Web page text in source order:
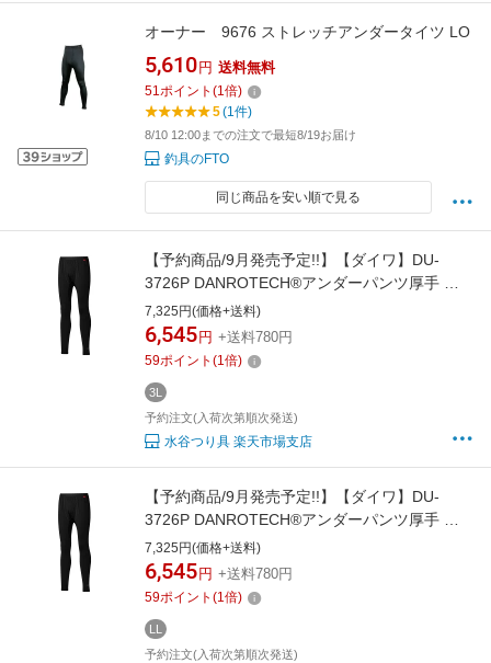
オーナー 9676 ストレッチアンダータイツ LO
5,610 円 送料無料
51ポイント (1倍)
5(1件)
8/10 12:00までの注文で最短8/19お届け
釣具のFTO
同じ商品を安い順で見る
【予約商品/9月発売予定!!】【ダイワ】DU-
3726P DANROTECH®アンダーパンツ厚手 ブ
ラック 2XL【4550133696008】
7,325円(価格+送料)
6,545 円 +送料780円
59ポイント (1倍)
3L
予約注文(入荷次第順次発送)
水谷つり具 楽天市場支店
【予約商品/9月発売予定!!】【ダイワ】DU-
3726P DANROTECH®アンダーパンツ厚手 ブ
ラック XL【4550133695995】
7,325円(価格+送料)
6,545 円 +送料780円
59ポイント (1倍)
LL
予約注文(入荷次第順次発送)